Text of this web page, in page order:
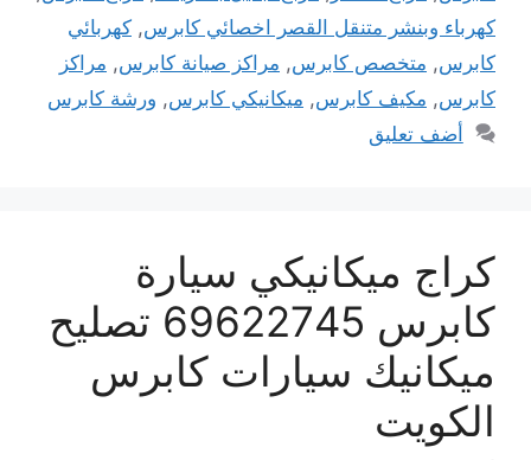
كهرباء وبنشر متنقل القصر اخصائي كابرس, كهربائي
كابرس, متخصص كابرس, مراكز صيانة كابرس, مراكز
كابرس, مكيف كابرس, ميكانيكي كابرس, ورشة كابرس
أضف تعليق
كراج ميكانيكي سيارة
كابرس 69622745 تصليح
ميكانيك سيارات كابرس
الكويت